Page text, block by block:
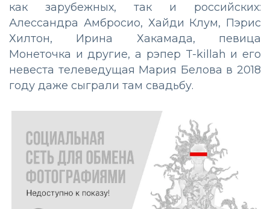
как зарубежных, так и российских:
Алессандра Амбросио, Хайди Клум, Пэрис
Хилтон, Ирина Хакамада, певица
Монеточка и другие, а рэпер T-killah и его
невеста телеведущая Мария Белова в 2018
году даже сыграли там свадьбу.